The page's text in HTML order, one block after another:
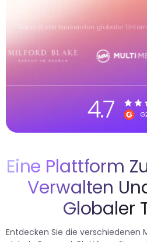
Genutzt von tausenden globaler
Eine Plattform
Verwalten
Globaler
Entdecken Sie die verschiedenen